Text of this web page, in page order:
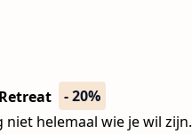
- 20%
niet helemaal wie je wil zijn.